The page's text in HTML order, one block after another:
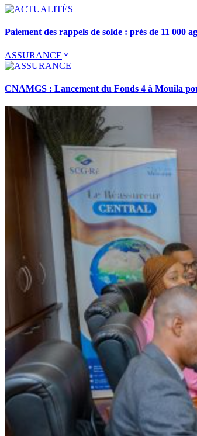
Paiement des rappels de solde : près de 11 000
ASSURANCE
CNAMGS : Lancement du Fonds 4 à Mouila